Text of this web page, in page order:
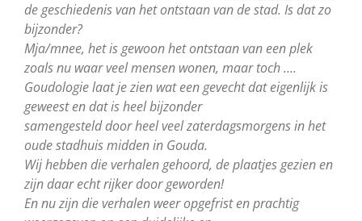
de geschiedenis van het ontstaan van de stad. Is dat zo
bijzonder?
Mja/mnee, het is gewoon het ontstaan van een plek
zoals nu waar veel mensen wonen, maar toch ….
Goudologie laat je zien wat een gevecht dat eigenlijk is
geweest en dat is heel bijzonder
samengesteld door heel veel zaterdagsmorgens in het
oude stadhuis midden in Gouda.
Wij hebben die verhalen gehoord, de plaatjes gezien en
zijn daar echt rijker door geworden!
En nu zijn die verhalen weer opgefrist en prachtig